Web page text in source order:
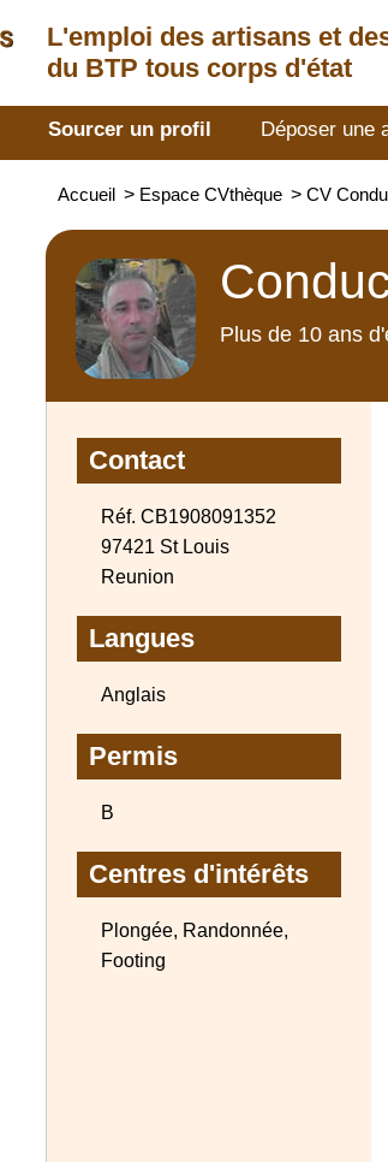
L'emploi des artisans et
du BTP tous corps d'état
Sourcer un profil Déposer une
Accueil > Espace CVthèque > CV
Plus de 10 ans
Contact
Réf. CB1908091352
97421 St Louis
Reunion
Langues
Anglais
Permis
B
Centres d'intérêts
Plongée, Randonnée,
Footing